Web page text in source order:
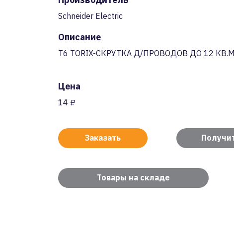
Schneider Electric
Описание
T6 TORIX-СКРУТКА Д/ПРОВОДОВ ДО 12
Цена
14 ₽
Заказать
Товары на складе